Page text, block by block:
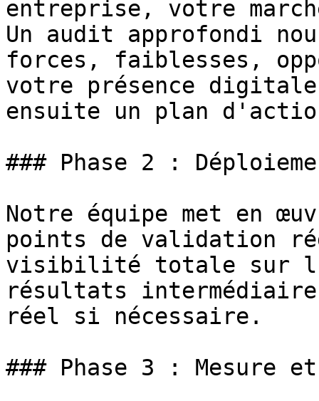
entreprise, votre
Un audit approfondi
forces, faiblesses,
votre présence
ensuite un plan
### Phase 2 :
Notre équipe met en
points de validation
visibilité totale sur
résultats
réel si nécessaire.
### Phase 3 : Mesure